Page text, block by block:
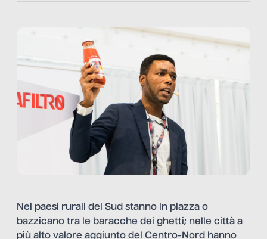
Nei paesi rurali del Sud stanno in piazza o
bazzicano tra le baracche dei ghetti; nelle città a
più alto valore aggiunto del Centro-Nord hanno